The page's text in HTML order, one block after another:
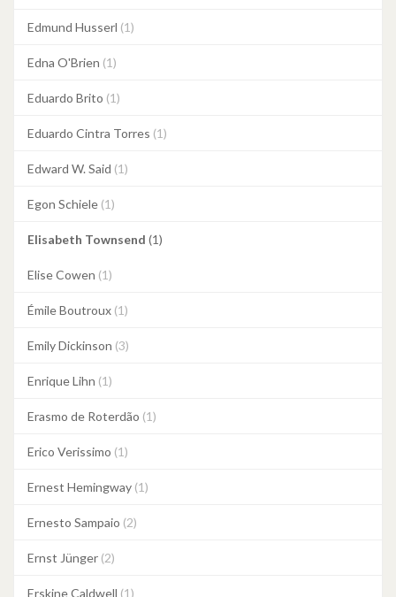
Edmund Husserl (1)
Edna O'Brien (1)
Eduardo Brito (1)
Eduardo Cintra Torres (1)
Edward W. Said (1)
Egon Schiele (1)
Elisabeth Townsend (1)
Elise Cowen (1)
Émile Boutroux (1)
Emily Dickinson (3)
Enrique Lihn (1)
Erasmo de Roterdão (1)
Erico Verissimo (1)
Ernest Hemingway (1)
Ernesto Sampaio (2)
Ernst Jünger (2)
Erskine Caldwell (1)